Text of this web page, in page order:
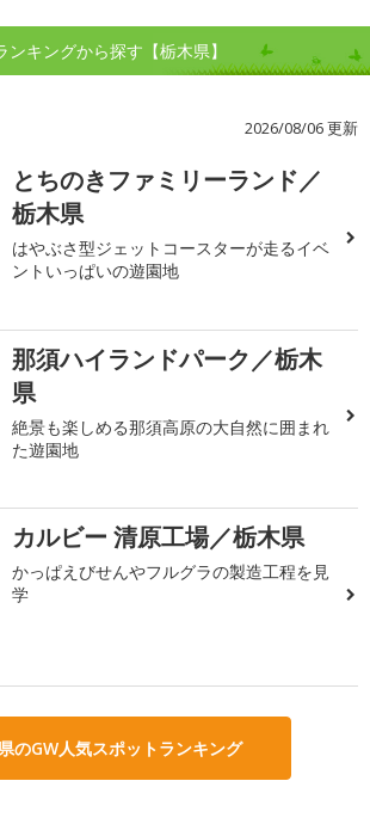
キングから探す【栃木県】
2026/08/06 更新
とちのきファミリーランド／
栃木県
はやぶさ型ジェットコースターが走るイベ
ントいっぱいの遊園地
那須ハイランドパーク／栃木
県
絶景も楽しめる那須高原の大自然に囲まれ
た遊園地
カルビー 清原工場／栃木県
かっぱえびせんやフルグラの製造工程を見
学
のGW人気スポットランキング